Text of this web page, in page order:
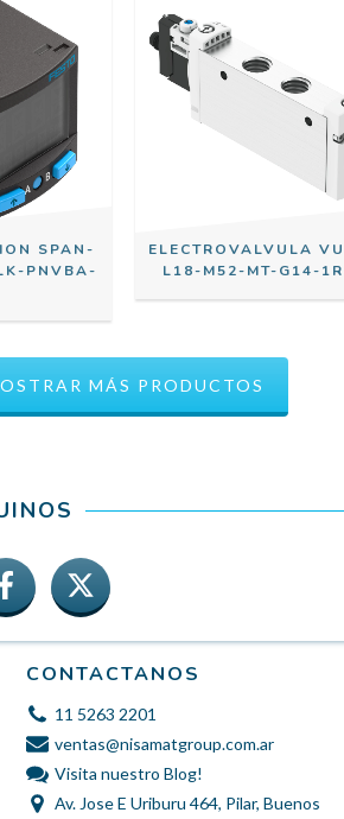
SPAN-
PNVBA-
ELECTROVALVULA
L18-M52-MT-G14-
MÁS PRODUCTOS
CONTACTANOS
11 5263 2201
ventas@nisamatgroup.com.ar
Visita nuestro Blog!
Av. Jose E Uriburu 464, Pilar, Buenos